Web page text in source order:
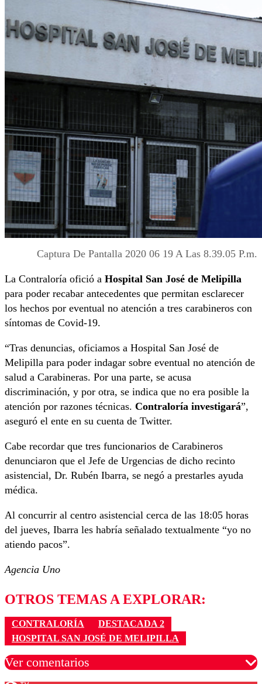
Captura De Pantalla 2020 06 19 A Las 8.39.05 P.m.
La Contraloría ofició a Hospital San José de Melipilla
para poder recabar antecedentes que permitan esclarecer
los hechos por eventual no atención a tres carabineros con
síntomas de Covid-19.
“Tras denuncias, oficiamos a Hospital San José de
Melipilla para poder indagar sobre eventual no atención de
salud a Carabineras. Por una parte, se acusa
discriminación, y por otra, se indica que no era posible la
atención por razones técnicas. Contraloría investigará”,
aseguró el ente en su cuenta de Twitter.
Cabe recordar que tres funcionarios de Carabineros
denunciaron que el Jefe de Urgencias de dicho recinto
asistencial, Dr. Rubén Ibarra, se negó a prestarles ayuda
médica.
Al concurrir al centro asistencial cerca de las 18:05 horas
del jueves, Ibarra les habría señalado textualmente “yo no
atiendo pacos”.
Agencia Uno
OTROS TEMAS A EXPLORAR:
CONTRALORÍA
DESTACADA 2
HOSPITAL SAN JOSÉ DE MELIPILLA
Ver comentarios